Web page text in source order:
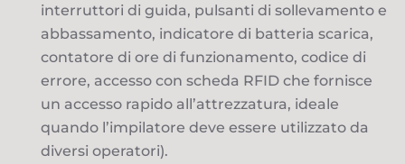
interruttori di guida, pulsanti di sollevamento e
abbassamento, indicatore di batteria scarica,
contatore di ore di funzionamento, codice di
errore, accesso con scheda RFID che fornisce
un accesso rapido all’attrezzatura, ideale
quando l’impilatore deve essere utilizzato da
diversi operatori).